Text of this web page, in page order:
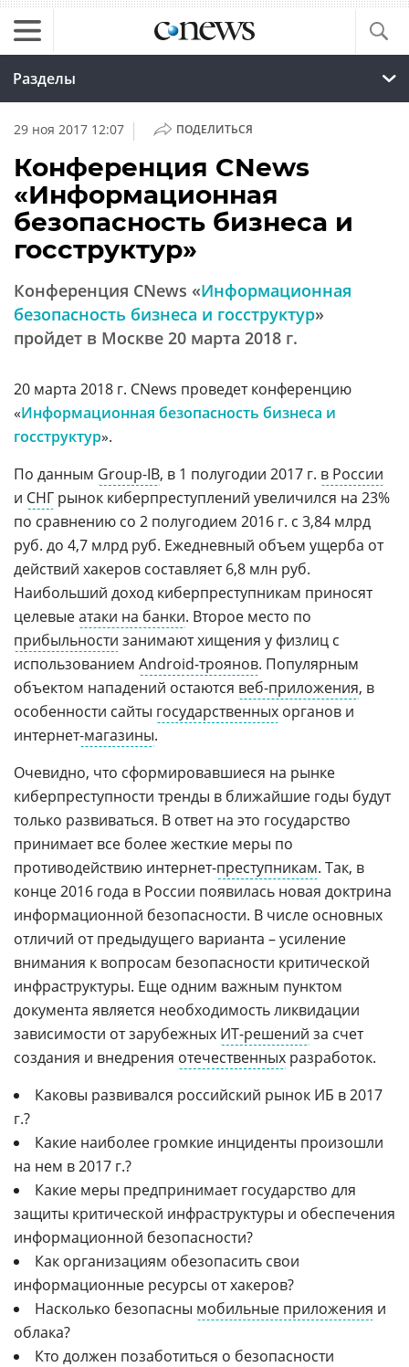
Разделы
29 ноя 2017 12:07 | ПОДЕЛИТЬСЯ
Конференция CNews
«Информационная
безопасность бизнеса и
госструктур»
Конференция CNews «Информационная
безопасность бизнеса и госструктур»
пройдет в Москве 20 марта 2018 г.
20 марта 2018 г. CNews проведет конференцию
«Информационная безопасность бизнеса и
госструктур».
По данным Group-IB, в 1 полугодии 2017 г. в России
и СНГ рынок киберпреступлений увеличился на 23%
по сравнению со 2 полугодием 2016 г. с 3,84 млрд
руб. до 4,7 млрд руб. Ежедневный объем ущерба от
действий хакеров составляет 6,8 млн руб.
Наибольший доход киберпреступникам приносят
целевыеатаки на банки. Второе место по
прибыльности занимают хищения у физлиц с
использованием Android-троянов. Популярным
объектом нападений остаются веб-приложения, в
особенности сайты государственных органов и
интернет-магазины.
Очевидно, что сформировавшиеся на рынке
киберпреступности тренды в ближайшие годы будут
только развиваться. В ответ на это государство
принимает все более жесткие меры по
противодействию интернет-преступникам. Так, в
конце 2016 года в России появилась новая доктрина
информационной безопасности. В числе основных
отличий от предыдущего варианта – усиление
внимания к вопросам безопасности критической
инфраструктуры. Еще одним важным пунктом
документа является необходимость ликвидации
зависимости от зарубежных ИТ-решений за счет
создания и внедрения отечественных разработок.
Каковы развивался российский рынок ИБ в 2017
г.?
Какие наиболее громкие инциденты произошли
на нем в 2017 г.?
Какие меры предпринимает государство для
защиты критической инфраструктуры и обеспечения
информационной безопасности?
Как организациям обезопасить свои
информационные ресурсы от хакеров?
Насколько безопасны мобильные приложения и
облака?
Кто должен позаботиться о безопасности